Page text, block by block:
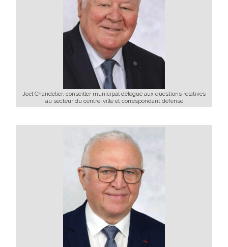
Joël Chandelier, conseiller municipal délégué aux questions relatives
au secteur du centre-ville et correspondant défense